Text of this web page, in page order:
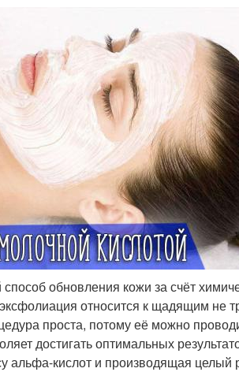
обновления кожи за счёт
относится к щадящим не
проста, потому её можно
достигать оптимальных
альфа-кислот и производящая целый